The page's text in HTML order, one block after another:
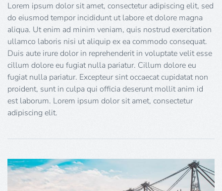
Lorem ipsum dolor sit amet, consectetur adipiscing elit, sed
do eiusmod tempor incididunt ut labore et dolore magna
aliqua. Ut enim ad minim veniam, quis nostrud exercitation
ullamco laboris nisi ut aliquip ex ea commodo consequat.
Duis aute irure dolor in reprehenderit in voluptate velit esse
cillum dolore eu fugiat nulla pariatur. Cillum dolore eu
fugiat nulla pariatur. Excepteur sint occaecat cupidatat non
proident, sunt in culpa qui officia deserunt mollit anim id
est laborum. Lorem ipsum dolor sit amet, consectetur
adipiscing elit.